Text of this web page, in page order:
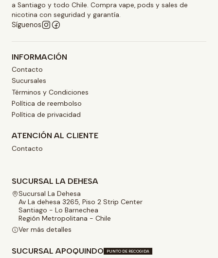
a Santiago y todo Chile. Compra vape, pods y sales de
nicotina con seguridad y garantía.
Síguenos
INFORMACIÓN
Contacto
Sucursales
Términos y Condiciones
Política de reembolso
Política de privacidad
ATENCIÓN AL CLIENTE
Contacto
SUCURSAL LA DEHESA
Sucursal La Dehesa
Av La dehesa 3265, Piso 2 Strip Center
Santiago - Lo Barnechea
Región Metropolitana - Chile
Ver más detalles
SUCURSAL APOQUINDO PUNTO DE RECOGIDA